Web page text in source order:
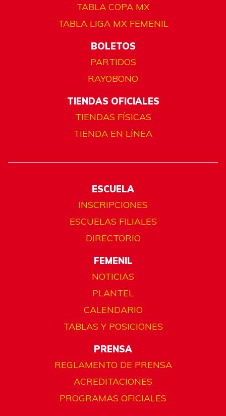
TABLA COPA MX
TABLA LIGA MX FEMENIL
BOLETOS
PARTIDOS
RAYOBONO
TIENDAS OFICIALES
TIENDAS FÍSICAS
TIENDA EN LÍNEA
ESCUELA
INSCRIPCIONES
ESCUELAS FILIALES
DIRECTORIO
FEMENIL
NOTICIAS
PLANTEL
CALENDARIO
TABLAS Y POSICIONES
PRENSA
REGLAMENTO DE PRENSA
ACREDITACIONES
PROGRAMAS OFICIALES